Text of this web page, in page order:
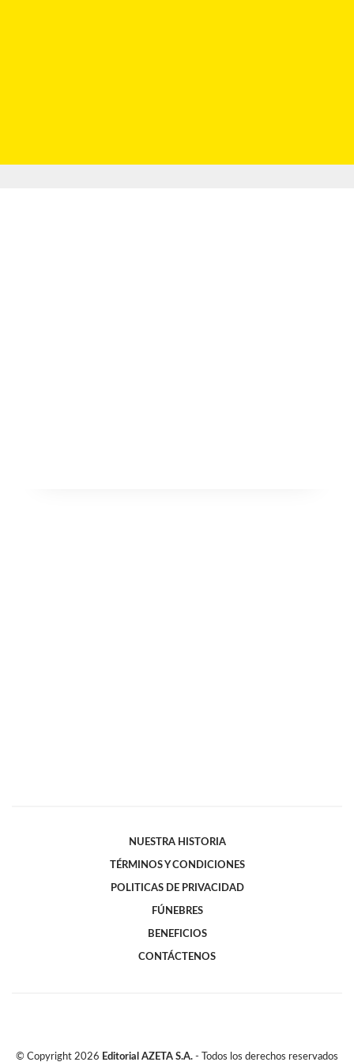
NUESTRA HISTORIA
TÉRMINOS Y CONDICIONES
POLITICAS DE PRIVACIDAD
FÚNEBRES
BENEFICIOS
CONTÁCTENOS
© Copyright 2026 Editorial AZETA S.A. - Todos los derechos reservados